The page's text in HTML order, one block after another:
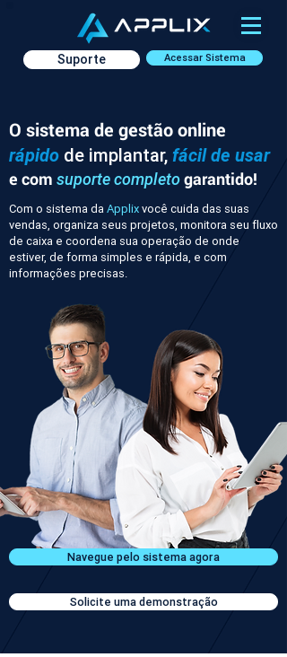
Acessar Sistema
Suporte
O sistema de gestão online
rápido de implantar, fácil de usar
e com suporte completogarantido!
Com o sistema daApplixvocê cuida das suas
vendas, organiza seus projetos, monitora seu fluxo
de caixa e coordena sua operação de onde
estiver, de forma simples e rápida, e com
informações precisas.
Navegue pelo sistema agora
Solicite uma demonstração